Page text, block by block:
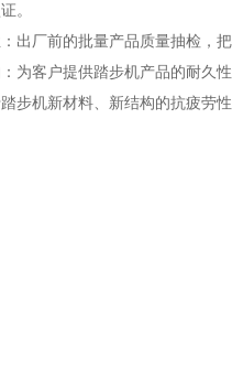
。
出厂前的批量产品质量抽检，把
为客户提供踏步机产品的耐久性
步机新材料、新结构的抗疲劳